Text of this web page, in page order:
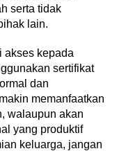
serta tidak
lain.
akses kepada
sertifikat
dan
memanfaatkan
walaupun akan
yang produktif
keluarga, jangan